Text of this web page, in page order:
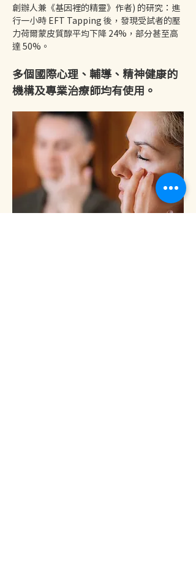
創辦人兼《基因裡的精靈》作者) 的研究：進
行一小時 EFT Tapping 後，發現受試者的壓
力荷爾蒙皮質醇平均下降 24%，部分甚至高
達 50%。
多個國際心理、輔導、精神健康的
機構及專業治療師均有使用。